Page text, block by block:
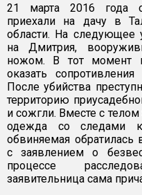
21 марта 2016 года
приехали на дачу в
области. На следующее
на Дмитрия,
ножом. В тот момент
оказать
После убийства
территорию
и сожгли. Вместе с
одежда со следами
обвиняемая обратилась
с заявлением о
процессе
заявительница сама